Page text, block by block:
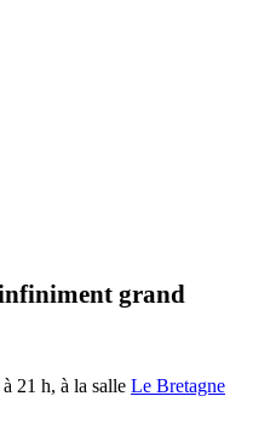
grand
21 h, à la salle Le Bretagne